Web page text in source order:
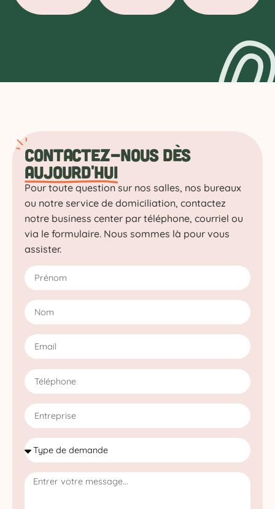
Contactez-nous dès
aujourd'hui
Pour toute question sur nos salles, nos bureaux
ou notre service de domiciliation, contactez
notre business center par téléphone, courriel ou
via le formulaire. Nous sommes là pour vous
assister.